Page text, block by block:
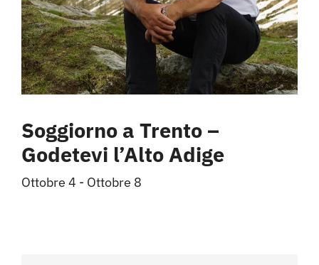
Soggiorno a Trento –
Godetevi l’Alto Adige
Ottobre 4 - Ottobre 8